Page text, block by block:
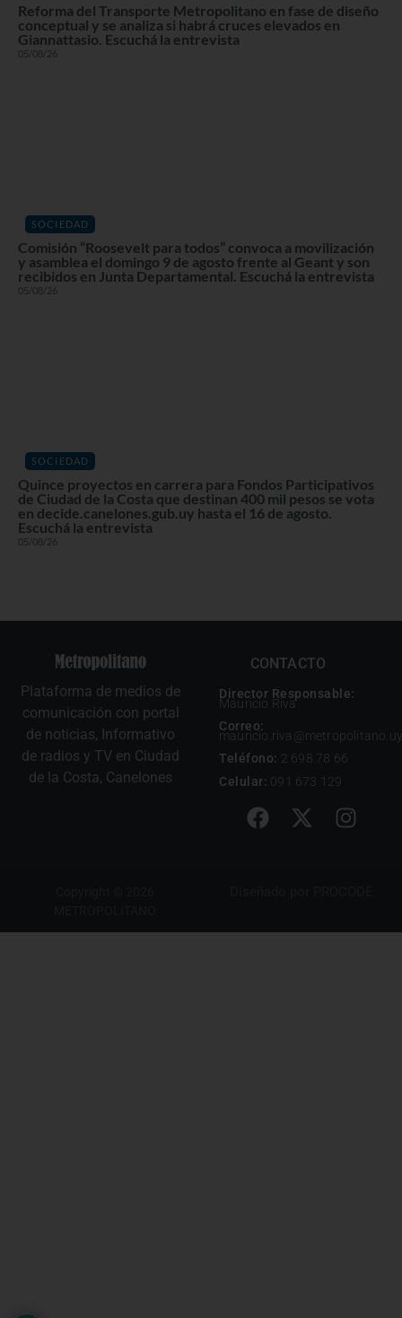
Reforma del Transporte Metropolitano en fase de diseño
conceptual y se analiza si habrá cruces elevados en
Giannattasio. Escuchá la entrevista
05/08/26
SOCIEDAD
Comisión “Roosevelt para todos” convoca a movilización
y asamblea el domingo 9 de agosto frente al Geant y son
recibidos en Junta Departamental. Escuchá la entrevista
05/08/26
SOCIEDAD
Quince proyectos en carrera para Fondos Participativos
de Ciudad de la Costa que destinan 400 mil pesos se vota
en decide.canelones.gub.uy hasta el 16 de agosto.
Escuchá la entrevista
05/08/26
Plataforma de medios de
comunicación con portal
de noticias, Informativo
de radios y TV en Ciudad
de la Costa, Canelones
CONTACTO
Director Responsable:
Mauricio Riva
Correo:
mauricio.riva@metropolitano.uy
Teléfono: 2 698 78 66
Celular: 091 673 129